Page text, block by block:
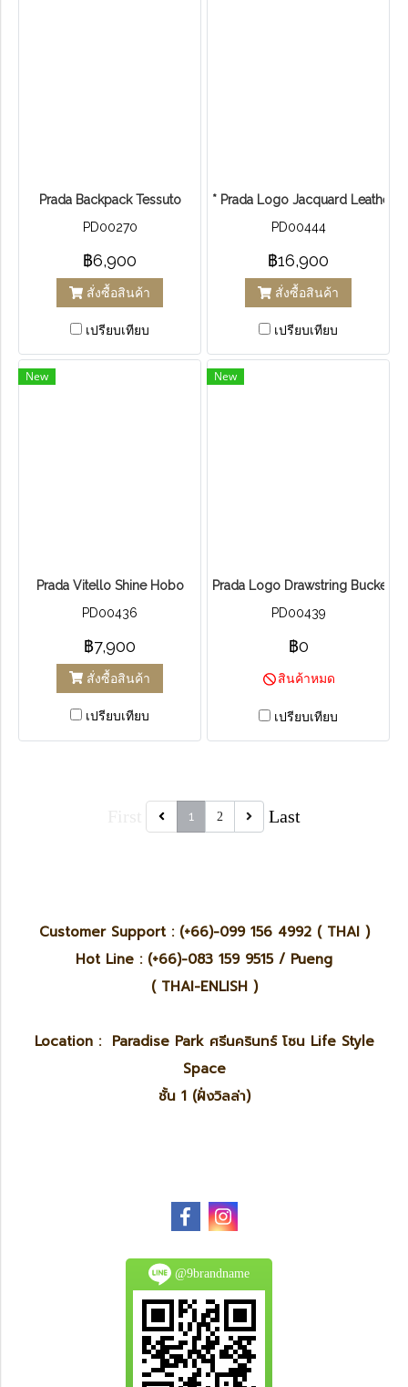
Prada Backpack Tessuto
PD00270
฿6,900
สั่งซื้อสินค้า
เปรียบเทียบ
* Prada Logo Jacquard Leather
PD00444
฿16,900
สั่งซื้อสินค้า
เปรียบเทียบ
New
Prada Vitello Shine Hobo
PD00436
฿7,900
สั่งซื้อสินค้า
เปรียบเทียบ
New
Prada Logo Drawstring Bucket
PD00439
฿0
สินค้าหมด
เปรียบเทียบ
1 2 Last
Customer Support : (+66)-099 156 4992 ( THAI )
Hot Line : (+66)-083 159 9515 / Pueng
( THAI-ENLISH )
Location : Paradise Park ศรีนครินทร์ โซน Life Style
Space
ชั้น 1 (ฝั่งวิลล่า)
@9brandname